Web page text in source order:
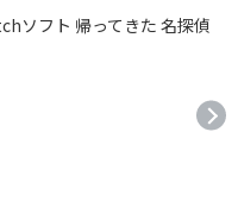
ソフト 帰ってきた 名探偵